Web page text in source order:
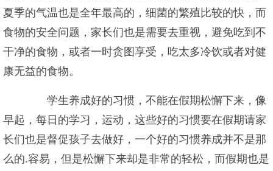
夏季的气温也是全年最高的，细菌的繁殖比较的快，而
食物的安全问题，家长们也是需要去重视，避免吃到不
干净的食物，或者一时贪图享受，吃太多冷饮或者对健
康无益的食物。
学生养成好的习惯，不能在假期松懈下来，像
早起，每日的学习，运动，这些好的习惯要在假期请家
长们也是督促孩子去做好，一个好的习惯养成并不是那
么的.容易，但是松懈下来却是非常的轻松，而假期也是